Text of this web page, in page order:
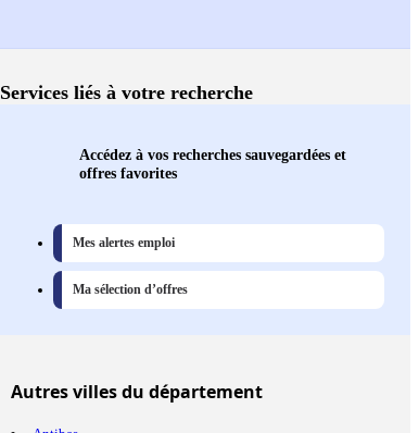
Services liés à votre recherche
Accédez à vos recherches sauvegardées et
offres favorites
Mes alertes emploi
Ma sélection d’offres
Autresvillesdu département